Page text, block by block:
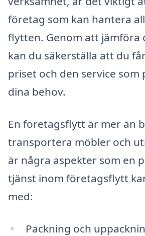
företag som kan hantera
flytten. Genom att jämföra
kan du säkerställa att du
priset och den service som
dina behov.
En företagsflytt är mer än
transportera möbler och
är några aspekter som en
tjänst inom företagsflytt
med:
Packning och